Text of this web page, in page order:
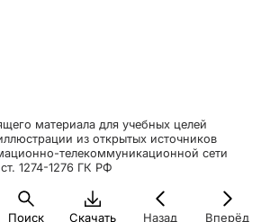
Поиск Скачать Назад Вперёд
материала для учебных целей
из открытых источников
телекоммуникационной сети
1274-1276 ГК РФ